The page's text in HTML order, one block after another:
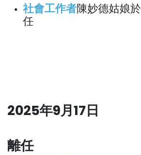
社會工作者陳妙德姑娘
任
2025年9月17日
離任